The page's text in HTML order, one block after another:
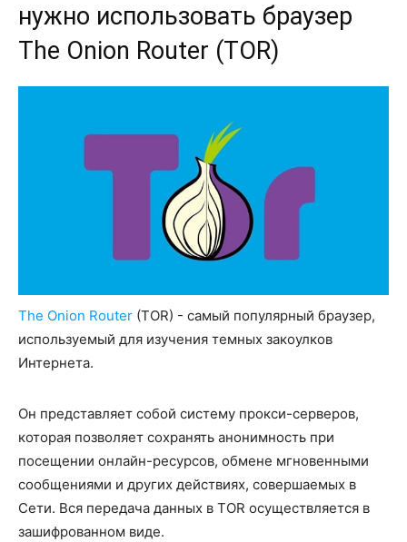
нужно использовать браузер
The Onion Router (TOR)
The Onion Router (TOR) - самый популярный браузер,
используемый для изучения темных закоулков
Интернета.
Он представляет собой систему прокси-серверов,
которая позволяет сохранять анонимность при
посещении онлайн-ресурсов, обмене мгновенными
сообщениями и других действиях, совершаемых в
Сети. Вся передача данных в TOR осуществляется в
зашифрованном виде.